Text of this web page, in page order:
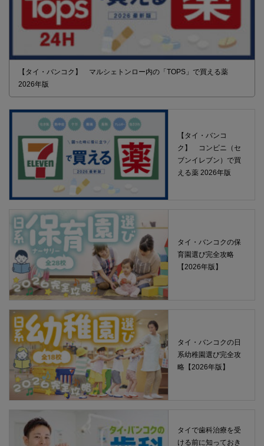
【タイ・バンコク】 マルシェトンロー内の「TOPS」で買える薬
2026年版
える薬 2026年版
【2026年版】
系幼稚園選び完全攻
略【2026年版】